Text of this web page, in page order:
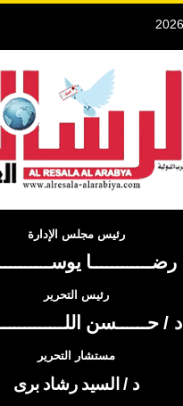
رئيس مجلس الإدارة
رضــــــــــــا
رئيس التحرير
د / حــــــسن
مستشار التحرير
د / السيد رشاد برى